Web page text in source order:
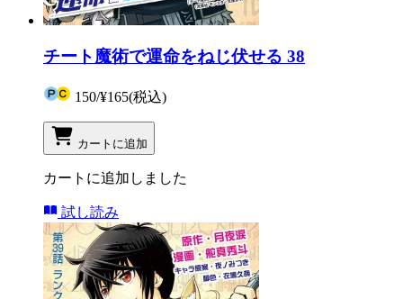
チート魔術で運命をねじ伏せる 38
150/¥165(税込)
カートに追加
カートに追加しました
試し読み